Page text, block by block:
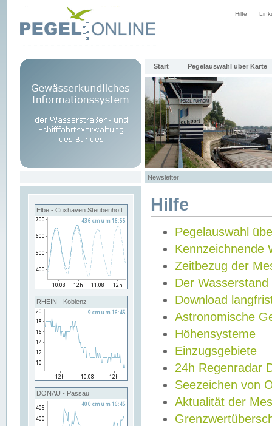
Hilfe
Start Pegelauswahl über Karte
Newsletter
Elbe - Cuxhaven Steubenhöft
RHEIN - Koblenz
DONAU - Passau
Hilfe
Pegelauswahl
Kennzeichnende
Zeitbezug der
Der Wasserstand
Download
Astronomische
Höhensysteme
Einzugsgebiete
24h Regenradar
Seezeichen von
Aktualität der